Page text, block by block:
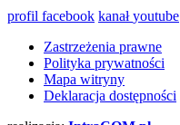
profil facebook kanałyoutube
Zastrzeżenia prawne
Polityka prywatności
Mapa witryny
Deklaracja dostępności